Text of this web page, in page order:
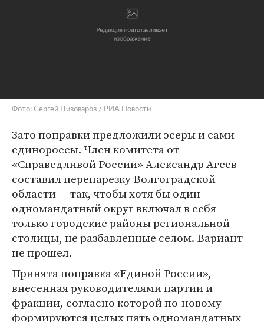
Фото: Сергей Пивоваров / РИА Новости
Зато поправки предложили эсеры и сами
единороссы. Член комитета от
«Справедливой России» Александр Агеев
составил перенарезку Волгоградской
области — так, чтобы хотя бы один
одномандатный округ включал в себя
только городские районы региональной
столицы, не разбавленные селом. Вариант
не прошел.
Принята поправка «Единой России»,
внесенная руководителями партии и
фракции, согласно которой по-новому
формируются целых пять одномандатных